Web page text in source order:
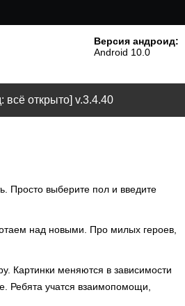
Версия андроид:
Android 10.0
всё открыто] v.3.4.40
Просто выберите пол и введите
над новыми. Про милых героев,
Картинки меняются в зависимости
Ребята учатся взаимопомощи,